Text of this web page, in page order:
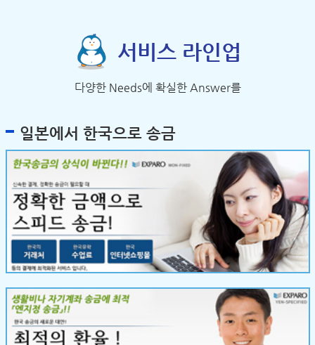
서비스 라인업
다양한 Needs에 확실한 Answer를
일본에서 한국으로 송금